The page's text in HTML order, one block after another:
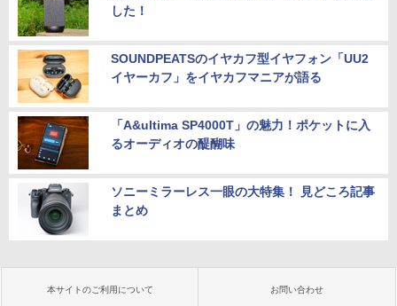
した！
SOUNDPEATSのイヤカフ型イヤフォン「UU2
イヤーカフ」をイヤカフマニアが語る
「A&ultima SP4000T」の魅力！ポケットに入
るオーディオの醍醐味
ソニーミラーレス一眼の大特集！ 見どころ記事
まとめ
本サイトのご利用について お問い合わせ